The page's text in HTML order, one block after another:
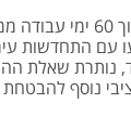
החוק, שאושר במרץ, מאפשר להכריז על אזורי שיקום
עם התחדשות
נותרת שאלת
נוסף להבטחת